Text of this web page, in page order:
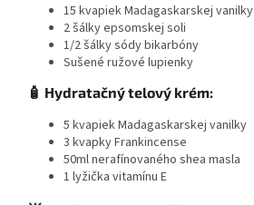
15 kvapiek Madagaskarskej vanilky
2 šálky epsomskej soli
1/2 šálky sódy bikarbóny
Sušené ružové lupienky
🧴 Hydratačný telový krém:
5 kvapiek Madagaskarskej vanilky
3 kvapky Frankincense
50ml nerafínovaného shea masla
1 lyžička vitamínu E